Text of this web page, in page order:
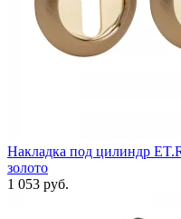
Накладка под цилиндр
золото
1 053 руб.